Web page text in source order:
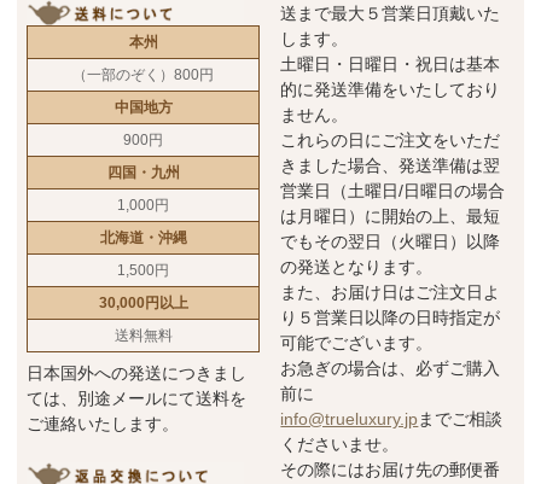
本州
（一部のぞく）800円
中国地方
900円
四国・九州
1,000円
北海道・沖縄
1,500円
30,000円以上
送料無料
日本国外への発送につきまし
ては、別途メールにて送料を
ご連絡いたします。
送まで最大５営業日頂戴いた
します。
土曜日・日曜日・祝日は基本
的に発送準備をいたしており
ません。
これらの日にご注文をいただ
きました場合、発送準備は翌
営業日（土曜日/日曜日の場合
は月曜日）に開始の上、最短
でもその翌日（火曜日）以降
の発送となります。
また、お届け日はご注文日よ
り５営業日以降の日時指定が
可能でございます。
お急ぎの場合は、必ずご購入
前に
info@trueluxury.jpまでご相談
くださいませ。
その際にはお届け先の郵便番